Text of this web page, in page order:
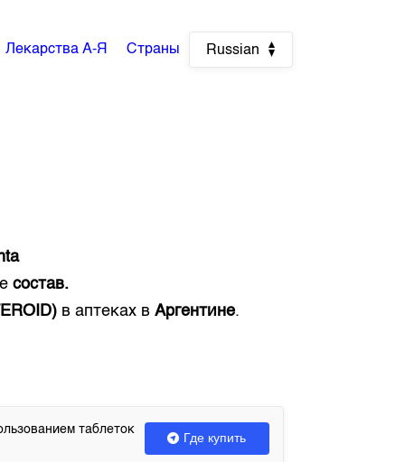
Лекарства А-Я Страны Russian
состав.
в аптеках вАргентине.
таблеток
Где купить